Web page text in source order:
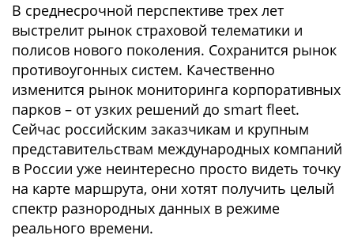
В среднесрочной перспективе трех лет
выстрелит рынок страховой телематики и
полисов нового поколения. Сохранится рынок
противоугонных систем. Качественно
изменится рынок мониторинга корпоративных
парков – от узких решений до smart fleet.
Сейчас российским заказчикам и крупным
представительствам международных компаний
в России уже неинтересно просто видеть точку
на карте маршрута, они хотят получить целый
спектр разнородных данных в режиме
реального времени.